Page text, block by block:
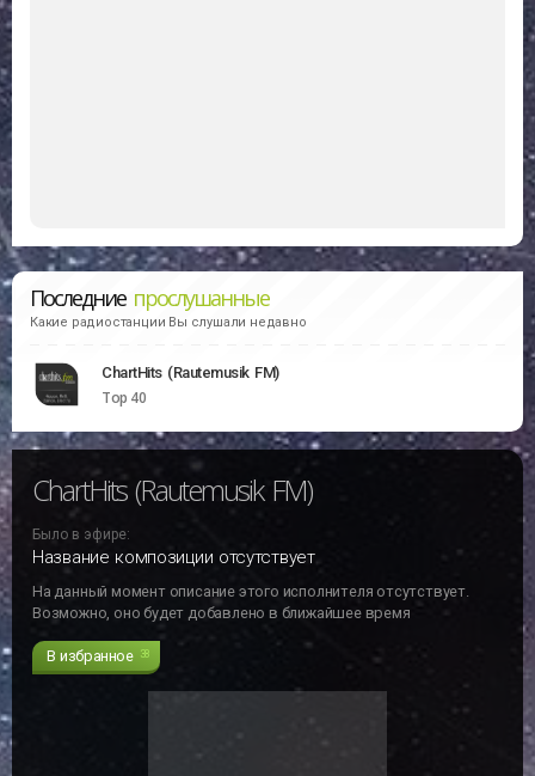
Последние прослушанные
Какие радиостанции Вы слушали недавно
ChartHits (Rautemusik FM)
Top 40
ChartHits (Rautemusik FM)
Было в эфире:
Название композиции отсутствует
На данный момент описание этого исполнителя отсутствует.
Возможно, оно будет добавлено в ближайшее время
В избранное 38